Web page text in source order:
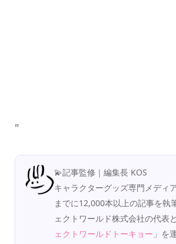
"
💫記事監修｜編集長 KOS
キャラクターグッズ専門メディ
までに12,000本以上の記事を執
ェクトワールド株式会社の代表
ェクトワールドトーキョー 」を